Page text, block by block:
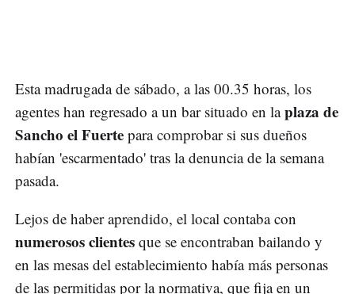
Esta madrugada de sábado, a las 00.35 horas, los
agentes han regresado a un bar situado en laplaza de
Sancho el Fuerte para comprobar si sus dueños
habían 'escarmentado' tras la denuncia de la semana
pasada.
Lejos de haber aprendido, el local contaba con
numerosos clientes que se encontraban bailando y
en las mesas del establecimiento había más personas
de las permitidas por la normativa, que fija en un